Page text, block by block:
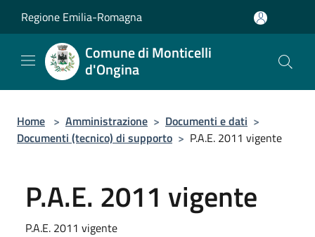
Regione Emilia-Romagna
Comune di Monticelli
d'Ongina
Home > Amministrazione > Documenti e dati >
Documenti (tecnico) di supporto > P.A.E. 2011 vigente
P.A.E. 2011 vigente
P.A.E. 2011 vigente